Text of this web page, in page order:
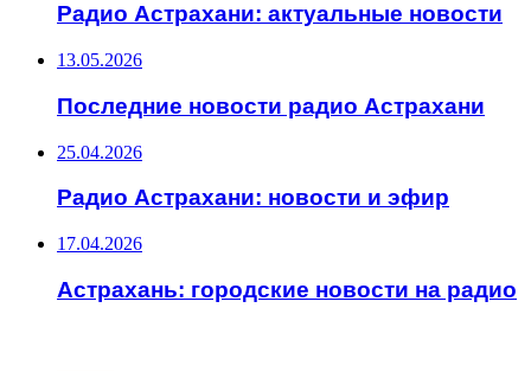
Радио Астрахани: актуальные новости
13.05.2026
Последние новости радио Астрахани
25.04.2026
Радио Астрахани: новости и эфир
17.04.2026
Астрахань: городские новости на радио